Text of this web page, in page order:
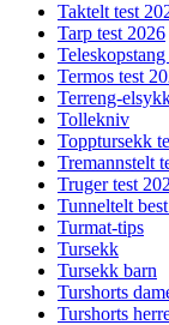
Taktelt test
Tarp test 2026
Termos test
Terreng-
Tollekniv
Topptursekk
Tremannstelt
Truger test
Tunneltelt
Turmat-tips
Tursekk
Tursekk barn
Turshorts
Turshorts